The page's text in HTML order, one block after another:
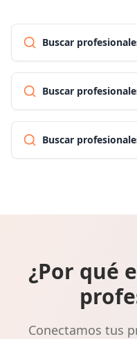
Buscar
Buscar
Buscar
¿Por qué
Conectamos tus